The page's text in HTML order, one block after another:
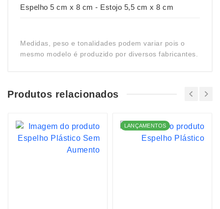
Espelho 5 cm x 8 cm - Estojo 5,5 cm x 8 cm
Medidas, peso e tonalidades podem variar pois o
mesmo modelo é produzido por diversos fabricantes.
Produtos relacionados
LANÇAMENTOS